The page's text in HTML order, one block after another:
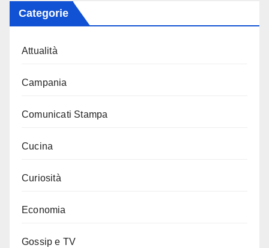
Categorie
Attualità
Campania
Comunicati Stampa
Cucina
Curiosità
Economia
Gossip e TV